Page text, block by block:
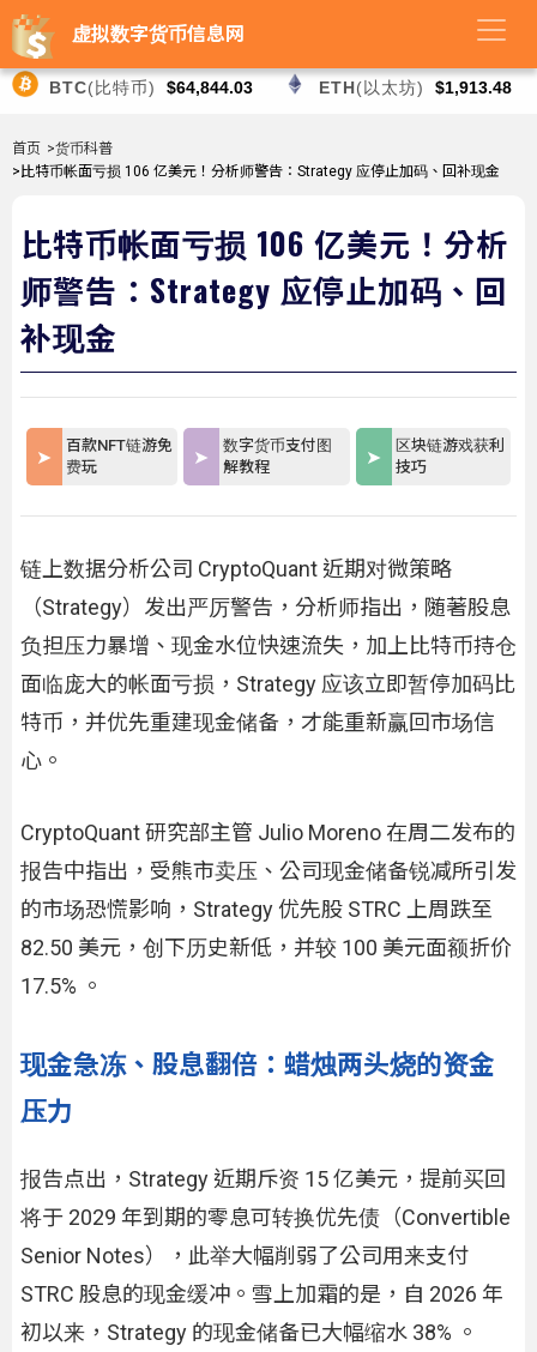
虚拟数字货币信息网
BTC(比特币) $64,844.03 ETH(以太坊) $1,913.48
首页 >货币科普
>比特币帐面亏损 106 亿美元！分析师警告：Strategy 应停止加码、回补现金
比特币帐面亏损 106 亿美元！分析
师警告：Strategy 应停止加码、回
补现金
百款NFT链游免
费玩
数字货币支付图
解教程
区块链游戏获利
技巧
链上数据分析公司 CryptoQuant 近期对微策略
（Strategy）发出严厉警告，分析师指出，随著股息
负担压力暴增、现金水位快速流失，加上比特币持仓
面临庞大的帐面亏损，Strategy 应该立即暂停加码比
特币，并优先重建现金储备，才能重新赢回市场信
心。
CryptoQuant 研究部主管 Julio Moreno 在周二发布的
报告中指出，受熊市卖压、公司现金储备锐减所引发
的市场恐慌影响，Strategy 优先股 STRC 上周跌至
82.50 美元，创下历史新低，并较 100 美元面额折价
17.5% 。
现金急冻、股息翻倍：蜡烛两头烧的资金
压力
报告点出，Strategy 近期斥资 15 亿美元，提前买回
将于 2029 年到期的零息可转换优先债（Convertible
Senior Notes），此举大幅削弱了公司用来支付
STRC 股息的现金缓冲。雪上加霜的是，自 2026 年
初以来，Strategy 的现金储备已大幅缩水 38% 。